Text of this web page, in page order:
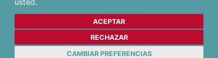
usted.
ACEPTAR
RECHAZAR
CAMBIAR PREFERENCIAS